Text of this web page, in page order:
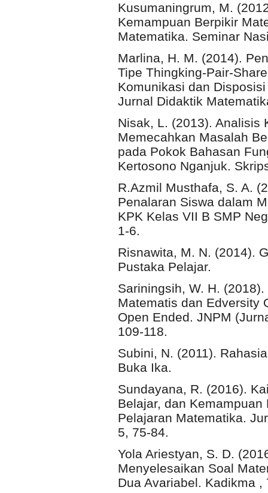
Kusumaningrum, M.
Kemampuan Berpikir
Matematika. Seminar
Marlina, H. M. (2014).
Tipe Thingking-Pair-
Komunikasi dan
Jurnal Didaktik
Nisak, L. (2013). Analisis
Memecahkan Masalah
pada Pokok Bahasan
Kertosono Nganjuk.
R.Azmil Musthafa, S. A.
Penalaran Siswa dalam
KPK Kelas VII B SMP
1-6.
Risnawita, M. N. (2014).
Pustaka Pelajar.
Sariningsih, W. H.
Matematis dan Edversity
Open Ended. JNPM
109-118.
Subini, N. (2011).
Buka Ika.
Sundayana, R. (2016).
Belajar, dan
Pelajaran Matematika.
5, 75-84.
Yola Ariestyan, S. D.
Menyelesaikan Soal
Dua Avariabel. Kadikma ,